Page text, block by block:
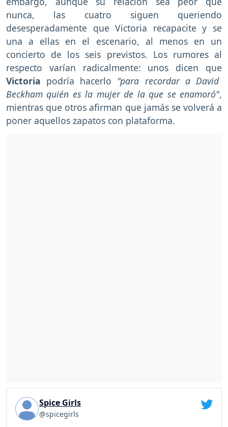
nunca, las cuatro siguen queriendo
desesperadamente que Victoria recapacite y se
una a ellas en el escenario, al menos en un
concierto de los seis previstos. Los rumores al
respecto varían radicalmente: unos dicen que
Victoria podría hacerlo "para recordar a David
Beckham quién es la mujer de la que se enamoró",
mientras que otros afirman que jamás se volverá a
poner aquellos zapatos con plataforma.
Spice Girls
@spicegirls